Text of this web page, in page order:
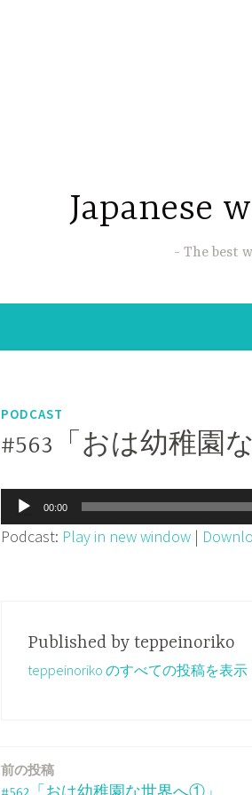
Japanese
The best
PODCAST
#563「おは幼稚園
声
プ
00:00
Podcast: Play in new window |
Published by teppeinoriko
teppeinoriko のすべての投稿を表示
前の投稿